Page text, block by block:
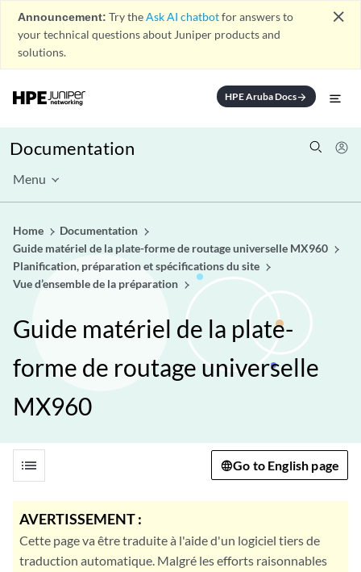
Announcement: Try theAsk AI chatbotfor answers to
your technical questions about Juniper products and
solutions.
close
HPE Aruba Docsarrow_forward
Documentation
Menu
Home
Documentation
Guide matériel de la plate-forme de routage universelle MX960
Planification, préparation et spécifications du site
Vue d’ensemble de la préparation
Guide matériel de la plate-
forme de routage universelle
MX960
list Go to English page
AVERTISSEMENT :
Cette page va être traduite à l'aide d'un logiciel tiers de
traduction automatique. Malgré les efforts raisonnables